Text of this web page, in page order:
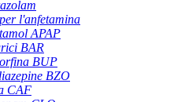
l'anfetamina
APAP
BAR
BUP
BZO
CAF